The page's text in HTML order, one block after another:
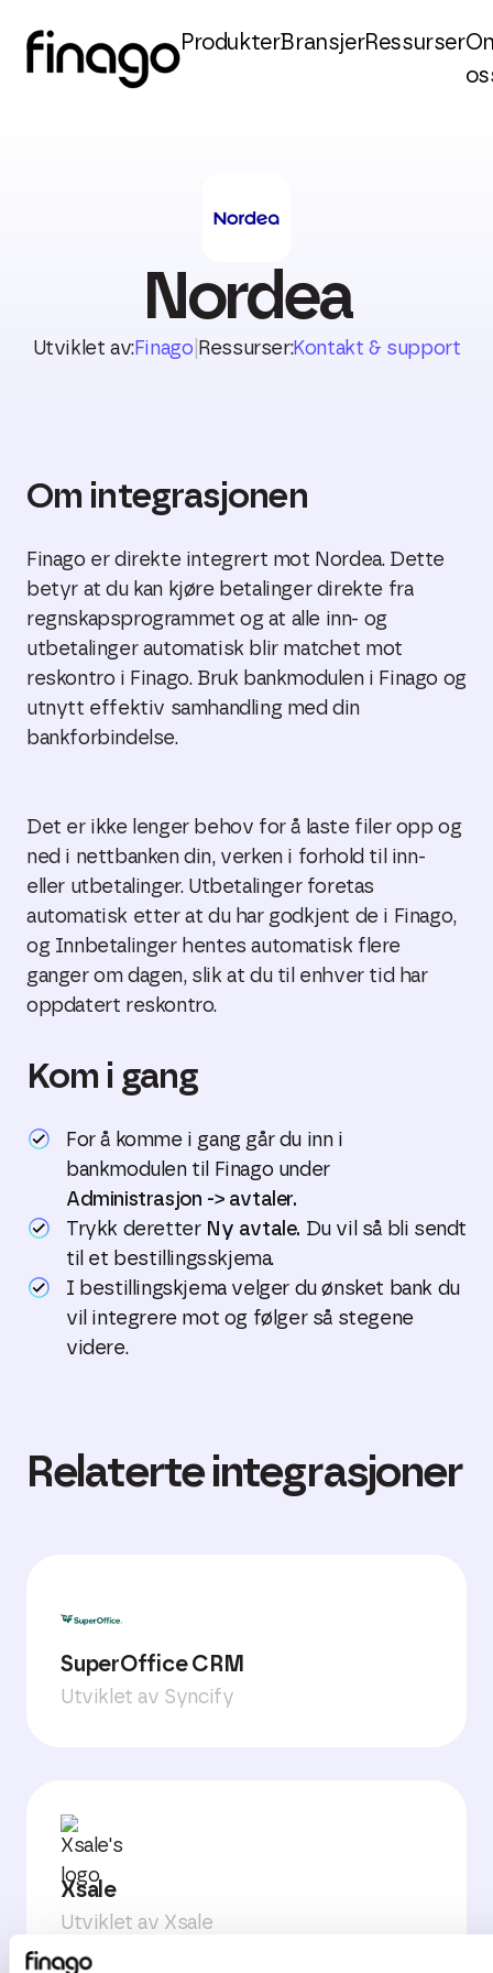
ProdukterBransjerRessurser
Nordea
Utviklet av:Finago Ressurser:Kontakt & support
Om integrasjonen
Finago er direkte integrert mot Nordea. Dette
betyr at du kan kjøre betalinger direkte fra
regnskapsprogrammet og at alle inn- og
utbetalinger automatisk blir matchet mot
reskontro i Finago. Bruk bankmodulen i Finago og
utnytt effektiv samhandling med din
bankforbindelse.
Det er ikke lenger behov for å laste filer opp og
ned i nettbanken din, verken i forhold til inn-
eller utbetalinger. Utbetalinger foretas
automatisk etter at du har godkjent de i Finago,
og Innbetalinger hentes automatisk flere
ganger om dagen, slik at du til enhver tid har
oppdatert reskontro.
Kom i gang
For å komme i gang går du inn i
bankmodulen til Finago under
Administrasjon -> avtaler.
Trykk deretter Ny avtale. Du vil så bli sendt
til et bestillingsskjema.
I bestillingskjema velger du ønsket bank du
vil integrere mot og følger så stegene
videre.
Relaterte integrasjoner
SuperOffice CRM
Utviklet av Syncify
Xsale
Utviklet av Xsale